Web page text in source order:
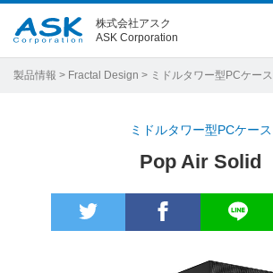
株式会社アスク
ASK Corporation
製品情報 > Fractal Design > ミドルタワー型PCケース
ミドルタワー型PCケース
Pop Air Solid